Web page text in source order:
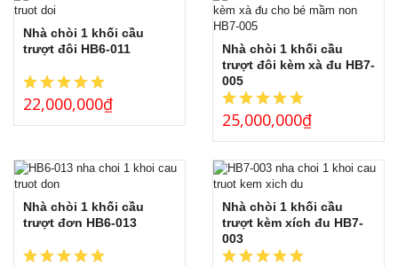
Nhà chòi 1 khối cầu
trượt đôi HB6-011
22,000,000₫
Nhà chòi 1 khối cầu
trượt đôi kèm xà đu HB7-
005
25,000,000₫
Nhà chòi 1 khối cầu
trượt đơn HB6-013
Nhà chòi 1 khối cầu
trượt kèm xích đu HB7-
003